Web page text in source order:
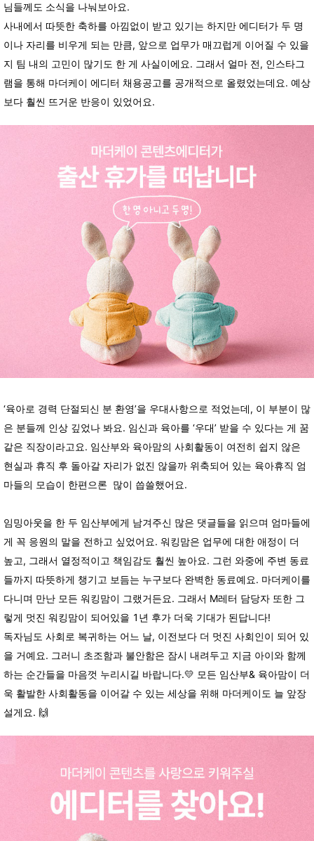
님들께도 소식을 나눠보아요.
사내에서 따뜻한 축하를 아낌없이 받고 있기는 하지만 에디터가 두 명
이나 자리를 비우게 되는 만큼, 앞으로 업무가 매끄럽게 이어질 수 있을
지 팀 내의 고민이 많기도 한 게 사실이에요. 그래서 얼마 전, 인스타그
램을 통해 마더케이 에디터 채용공고를 공개적으로 올렸었는데요. 예상
보다 훨씬 뜨거운 반응이 있었어요.
‘육아로 경력 단절되신 분 환영’을 우대사항으로 적었는데, 이 부분이 많
은 분들께 인상 깊었나 봐요. 임신과 육아를 ‘우대’ 받을 수 있다는 게 꿈
같은 직장이라고요. 임산부와 육아맘의 사회활동이 여전히 쉽지 않은
현실과 휴직 후 돌아갈 자리가 없진 않을까 위축되어 있는 육아휴직 엄
마들의 모습이 한편으론 많이 씁쓸했어요.
임밍아웃을 한 두 임산부에게 남겨주신 많은 댓글들을 읽으며 엄마들에
게 꼭 응원의 말을 전하고 싶었어요. 워킹맘은 업무에 대한 애정이 더
높고, 그래서 열정적이고 책임감도 훨씬 높아요. 그런 와중에 주변 동료
들까지 따뜻하게 챙기고 보듬는 누구보다 완벽한 동료예요. 마더케이를
다니며 만난 모든 워킹맘이 그랬거든요. 그래서 M레터 담당자 또한 그
렇게 멋진 워킹맘이 되어있을 1년 후가 더욱 기대가 된답니다!
독자님도 사회로 복귀하는 어느 날, 이전보다 더 멋진 사회인이 되어 있
을 거예요. 그러니 초조함과 불안함은 잠시 내려두고 지금 아이와 함께
하는 순간들을 마음껏 누리시길 바랍니다.💛 모든 임산부& 육아맘이 더
욱 활발한 사회활동을 이어갈 수 있는 세상을 위해 마더케이도 늘 앞장
설게요. 🙌